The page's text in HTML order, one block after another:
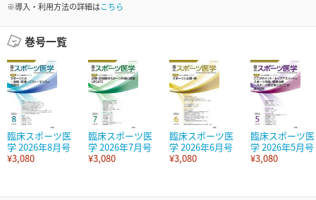
※導入・利用方法の詳細はこちら
巻号一覧
臨床スポーツ医
学 2026年8月号
¥3,080
臨床スポーツ医
学 2026年7月号
¥3,080
臨床スポーツ医
学 2026年6月号
¥3,080
臨床スポーツ医
学 2026年5月号
¥3,080